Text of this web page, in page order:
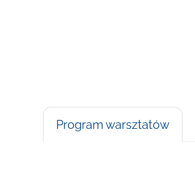
Program warsztatów